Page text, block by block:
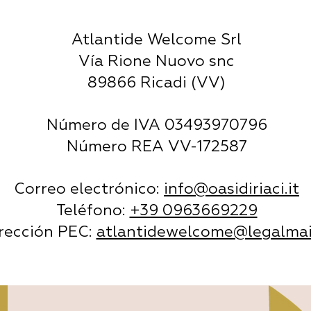
Atlantide Welcome Srl
Vía Rione Nuovo snc
89866 Ricadi (VV)
Número de IVA 03493970796
Número REA VV-172587
Correo electrónico: info@oasidiriaci.it
Teléfono: +39 0963669229
PEC: